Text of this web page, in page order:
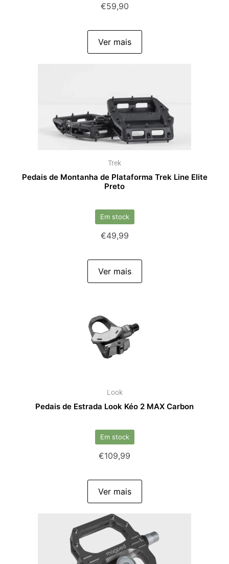
€59,90
Ver mais
Trek
Pedais de Montanha de Plataforma Trek Line Elite
Preto
Em stock
€49,99
Ver mais
Look
Pedais de Estrada Look Kéo 2 MAX Carbon
Em stock
€109,99
Ver mais